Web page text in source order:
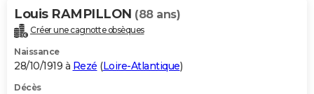
Louis RAMPILLON (88 ans)
Créer une cagnotte obsèques
Naissance
28/10/1919 à Rezé (Loire-Atlantique)
Décès